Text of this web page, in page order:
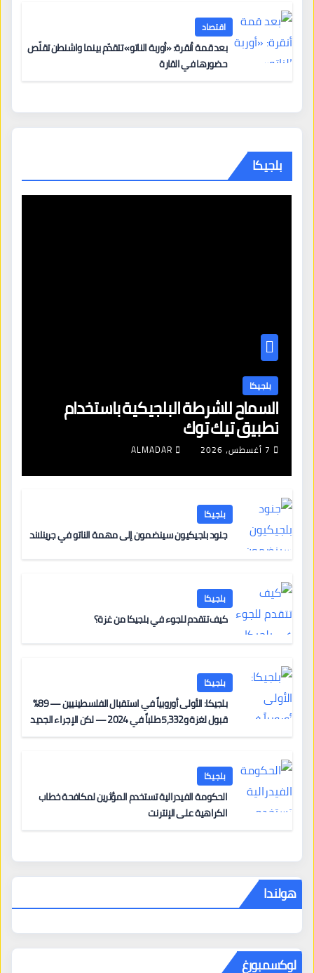
اقتصاد
بعد قمة أنقرة: «أوربة الناتو» تتقدّم بينما واشنطن تقلّص
حضورها في القارة
بلجيكا
بلجيكا
السماح للشرطة البلجيكية باستخدام
تطبيق تيك توك
7 أغسطس، 2026 ALMADAR
بلجيكا
جنود بلجيكيون سينضمون إلى مهمة الناتو في جرينلاند
بلجيكا
كيف تتقدم للجوء في بلجيكا من غزة؟
بلجيكا
بلجيكا: الأولى أوروبياً في استقبال الفلسطينيين — 89%
قبول لغزة و5,332 طلباً في 2024 — لكن الإجراء الجديد
بلجيكا
الحكومة الفيدرالية تستخدم المؤثرين لمكافحة خطاب
الكراهية على الإنترنت
هولندا
لوكسمبورغ